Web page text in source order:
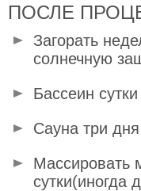
ПОСЛЕ
Загорать
солнечную
Бассеин сутки
Сауна три дня
Массировать
сутки(иногда